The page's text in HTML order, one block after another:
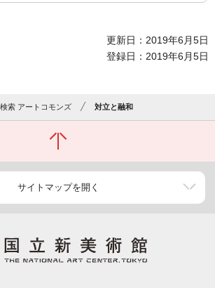
更新日：2019年6月5日
登録日：2019年6月5日
索 アートコモンズ 対立と融和
サイトマップを開く